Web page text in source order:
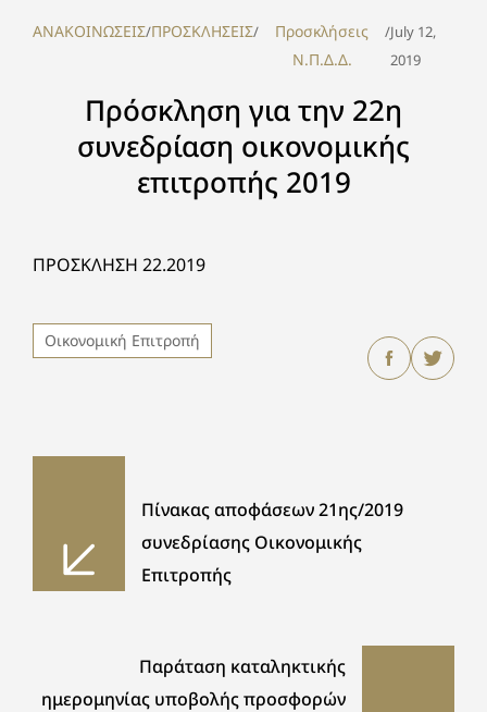
ΑΝΑΚΟΙΝΩΣΕΙΣ/ΠΡΟΣΚΛΗΣΕΙΣ/
Προσκλήσεις
Ν.Π.Δ.Δ.
/July 12,
2019
Πρόσκληση για την 22η
συνεδρίαση οικονομικής
επιτροπής 2019
ΠΡΟΣΚΛΗΣΗ 22.2019
Οικονομική Επιτροπή
Πίνακας αποφάσεων 21ης/2019
συνεδρίασης Οικονομικής
Επιτροπής
Παράταση καταληκτικής
ημερομηνίας υποβολής προσφορών